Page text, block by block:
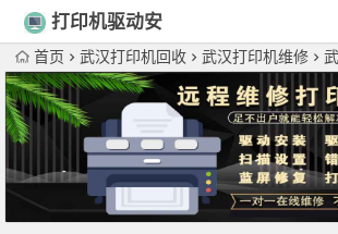
打印机驱动安
装首页 武汉打印机回收 武汉打印机维修